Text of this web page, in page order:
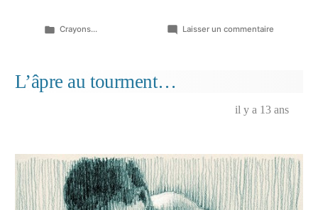
Publié
Crayons... Laisser un commentairesur
L’âpre au tourment…
il y a 13 ans